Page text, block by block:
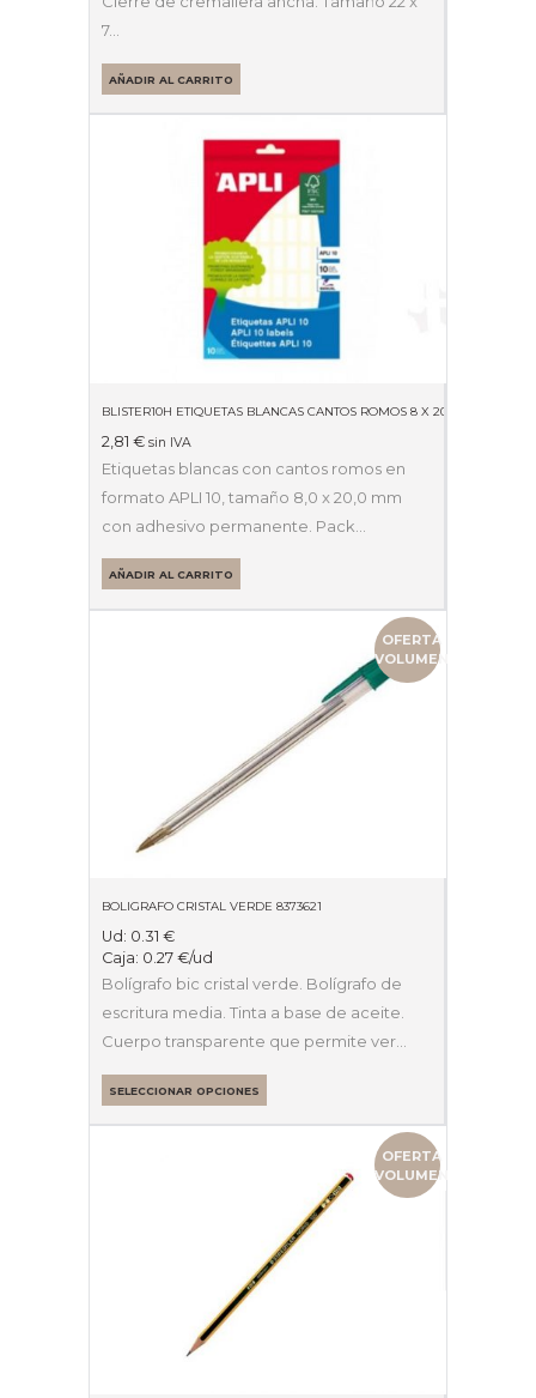
7…
AÑADIR AL CARRITO
BLISTER10H ETIQUETAS BLANCAS CANTOS ROMOS 8 X 20MM 01633
2,81 € sin IVA
Etiquetas blancas con cantos romos en
formato APLI 10, tamaño 8,0 x 20,0 mm
con adhesivo permanente. Pack…
AÑADIR AL CARRITO
OFERTA
VOLUMEN
BOLIGRAFO CRISTAL VERDE 8373621
Ud: 0.31 €
Caja: 0.27 €/ud
Bolígrafo bic cristal verde. Bolígrafo de
escritura media. Tinta a base de aceite.
Cuerpo transparente que permite ver…
SELECCIONAR OPCIONES
OFERTA
VOLUMEN